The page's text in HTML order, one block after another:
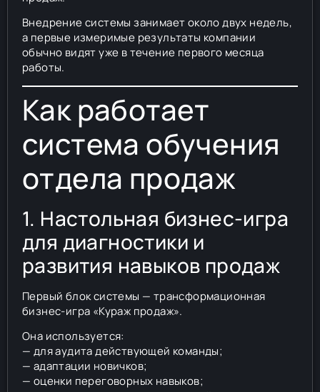
Внедрение системы занимает около двух недель,
а первые измеримые результаты компании
обычно видят уже в течение первого месяца
работы.
Как работает
система обучения
отдела продаж
1. Настольная бизнес-игра
для диагностики и
развития навыков продаж
Первый блок системы — трансформационная
бизнес-игра «Кураж продаж».
Она используется:
— для аудита действующей команды;
— адаптации новичков;
— оценки переговорных навыков;